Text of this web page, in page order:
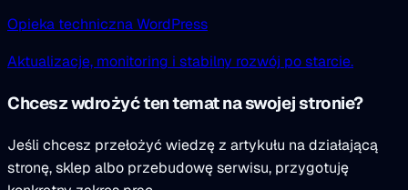
Opieka techniczna WordPress
Aktualizacje, monitoring i stabilny rozwój po starcie.
Chcesz wdrożyć ten temat na swojej stronie?
Jeśli chcesz przełożyć wiedzę z artykułu na działającą
stronę, sklep albo przebudowę serwisu, przygotuję